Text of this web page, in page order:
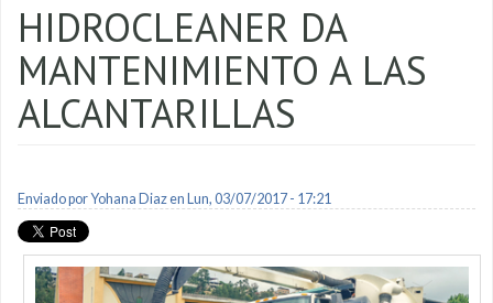
HIDROCLEANER DA
MANTENIMIENTO A LAS
ALCANTARILLAS
Enviado porYohana Diazen Lun, 03/07/2017 - 17:21